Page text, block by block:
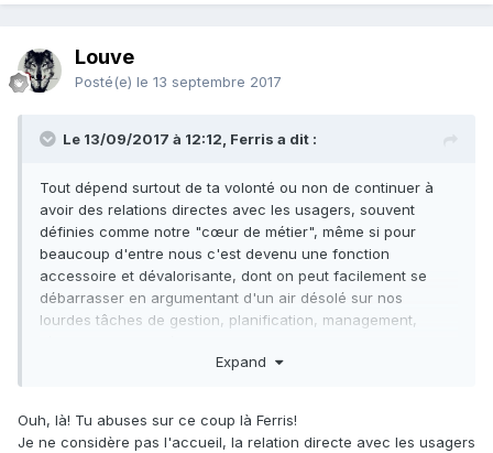
Louve
Posté(e) le 13 septembre 2017
Le 13/09/2017 à 12:12, Ferris a dit :
Tout dépend surtout de ta volonté ou non de continuer à
avoir des relations directes avec les usagers, souvent
définies comme notre "cœur de métier", même si pour
beaucoup d'entre nous c'est devenu une fonction
accessoire et dévalorisante, dont on peut facilement se
débarrasser en argumentant d'un air désolé sur nos
lourdes tâches de gestion, planification, management,
Expand
Ouh, là! Tu abuses sur ce coup là Ferris!
Je ne considère pas l'accueil, la relation directe avec les usagers